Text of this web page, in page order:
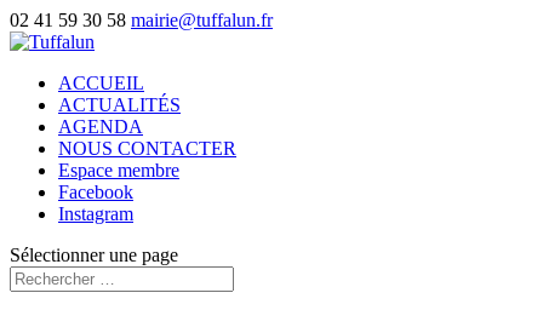
02 41 59 30 58 mairie@tuffalun.fr
ACCUEIL
ACTUALITÉS
AGENDA
NOUS CONTACTER
Espace membre
Facebook
Instagram
Sélectionner une page